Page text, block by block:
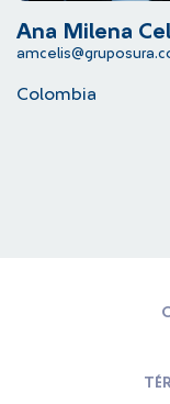
Ana Milena
Colombia